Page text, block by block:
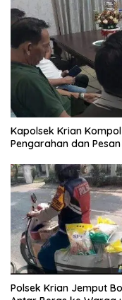
Kapolsek Krian Kompol
Pengarahan dan
Polsek Krian Jemput